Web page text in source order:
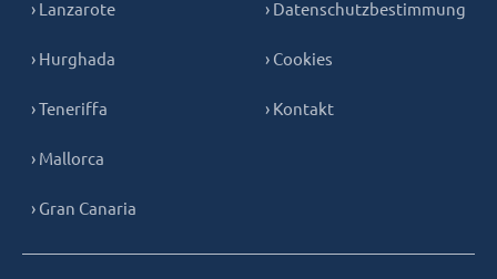
› Lanzarote
› Hurghada
› Teneriffa
› Mallorca
› Gran Canaria
› Datenschutzbestimmung
› Cookies
› Kontakt